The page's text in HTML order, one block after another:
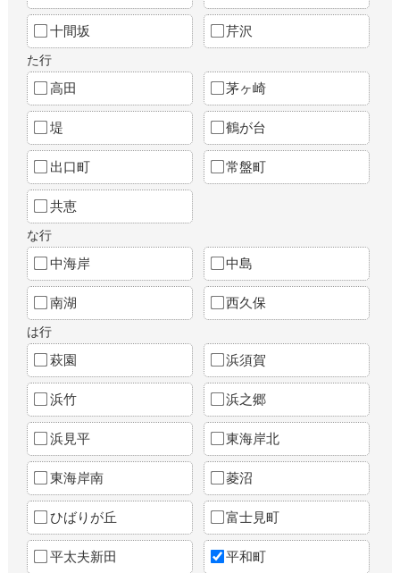
十間坂 芹沢
た行
高田 茅ヶ崎
堤 鶴が台
出口町 常盤町
共恵
な行
中海岸 中島
南湖 西久保
は行
萩園 浜須賀
浜竹 浜之郷
浜見平 東海岸北
東海岸南 菱沼
ひばりが丘 富士見町
平太夫新田 平和町